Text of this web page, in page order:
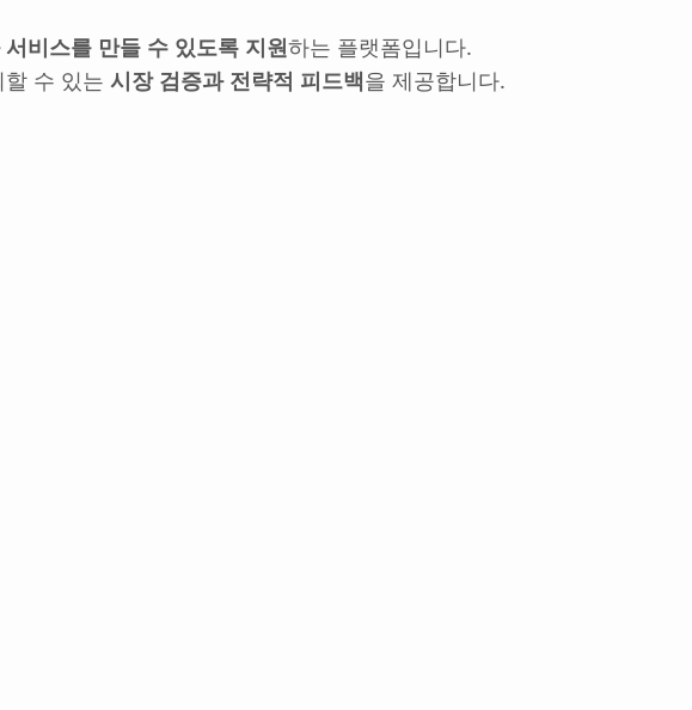
비스를 만들 수 있도록 지원하는 플랫폼입니다.
수 있는 시장 검증과 전략적 피드백을 제공합니다.